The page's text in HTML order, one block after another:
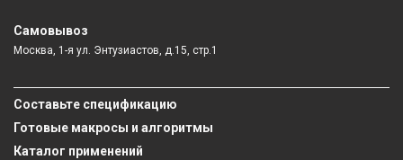
Самовывоз
Москва, 1-я ул. Энтузиастов, д.15, стр.1
Составьте спецификацию
Готовые макросы и алгоритмы
Каталог применений